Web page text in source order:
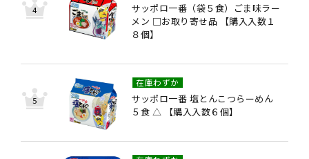
サッポロ一番（袋５食）ごま味ラー
メン □お取り寄せ品 【購入入数１
８個】
サッポロ一番 塩とんこつらーめん
５食 △ 【購入入数６個】
在庫わずか